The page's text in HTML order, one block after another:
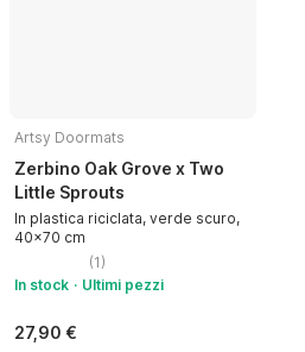
Artsy Doormats
Zerbino Oak Grove x Two
Little Sprouts
In plastica riciclata, verde scuro,
40x70 cm
(1 )
In stock
Ultimi pezzi
27,90 €